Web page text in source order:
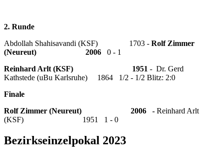
2. Runde
Abdollah Shahisavandi (KSF) 1703 - Rolf Zimmer
(Neureut) 2006 0 - 1
Reinhard Arlt (KSF)
1951 - Dr. Gerd
Kathstede (uBu Karlsruhe) 1864 1/2 - 1/2 Blitz: 2:0
Finale
Rolf Zimmer (Neureut) 2006 - Reinhard Arlt
(KSF) 1951 1 - 0
Bezirkseinzelpokal 2023